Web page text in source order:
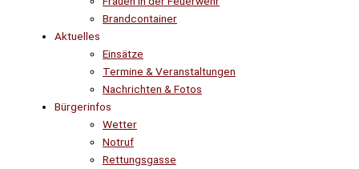
Brandcontainer
Aktuelles
Einsätze
Termine & Veranstaltungen
Nachrichten & Fotos
Bürgerinfos
Wetter
Notruf
Rettungsgasse